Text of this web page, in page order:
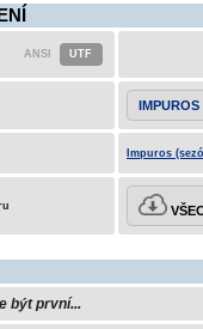
IMPUROS
Impuros
být první...